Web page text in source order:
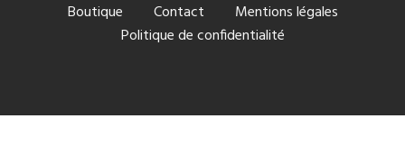
Boutique Contact
Mentions légales
Politique de confidentialité